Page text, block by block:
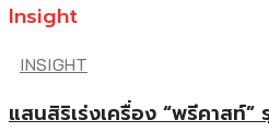
Insight
INSIGHT
แสนสิริเร่งเครื่อง “พรีคาสท์”